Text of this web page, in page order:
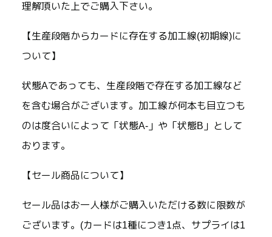
理解頂いた上でご購入下さい。
【生産段階からカードに存在する加工線(初期線)に
ついて】
状態Aであっても、生産段階で存在する加工線など
を含む場合がございます。加工線が何本も目立つも
のは度合いによって「状態A-」や「状態B」として
おります。
【セール商品について】
セール品はお一人様がご購入いただける数に限数が
ございます。(カードは1種につき1点、サプライは1